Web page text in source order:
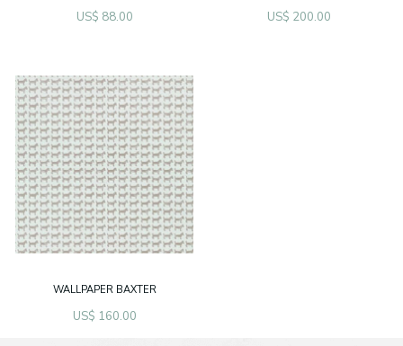
US$ 88.00 US$ 200.00
WALLPAPER BAXTER
US$ 160.00